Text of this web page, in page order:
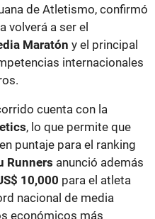
de Atletismo, confirmó
volverá a ser el
Maratón y el principal
internacionales
cuenta con la
, lo que permite que
puntaje para el ranking
Runners anunció además
10,000 para el atleta
nacional de media
económicos más